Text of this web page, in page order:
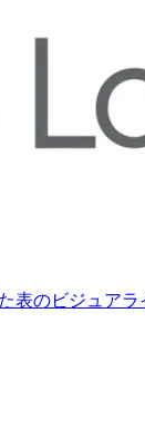
表のビジュア